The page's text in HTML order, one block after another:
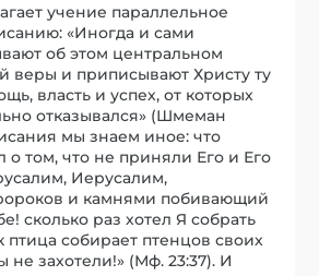
учение параллельное
«Иногда и сами
об этом центральном
веры и приписывают Христу ту
власть и успех, от которых
отказывался» (Шмеман
мы знаем иное: что
о том, что не приняли Его и Его
Иерусалим,
и камнями побивающий
сколько раз хотел Я собрать
птица собирает птенцов своих
не захотели!» (Мф. 23:37). И